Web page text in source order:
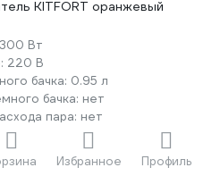
Избранное Профиль
KITFORT оранжевый
Вт
220 В
бачка: 0.95 л
бачка: нет
пара: нет
пара:
35 г/мин
пара:
кг